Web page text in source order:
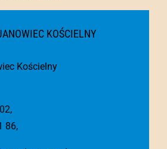
KOŚCIELNY
Kościelny
86,